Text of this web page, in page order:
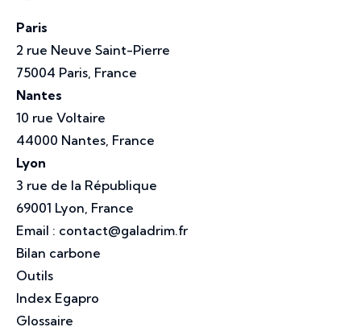
Paris
2 rue Neuve Saint-Pierre
75004 Paris, France
Nantes
10 rue Voltaire
44000 Nantes, France
Lyon
3 rue de la République
69001 Lyon, France
Email : contact@galadrim.fr
Bilan carbone
Outils
Index Egapro
Glossaire